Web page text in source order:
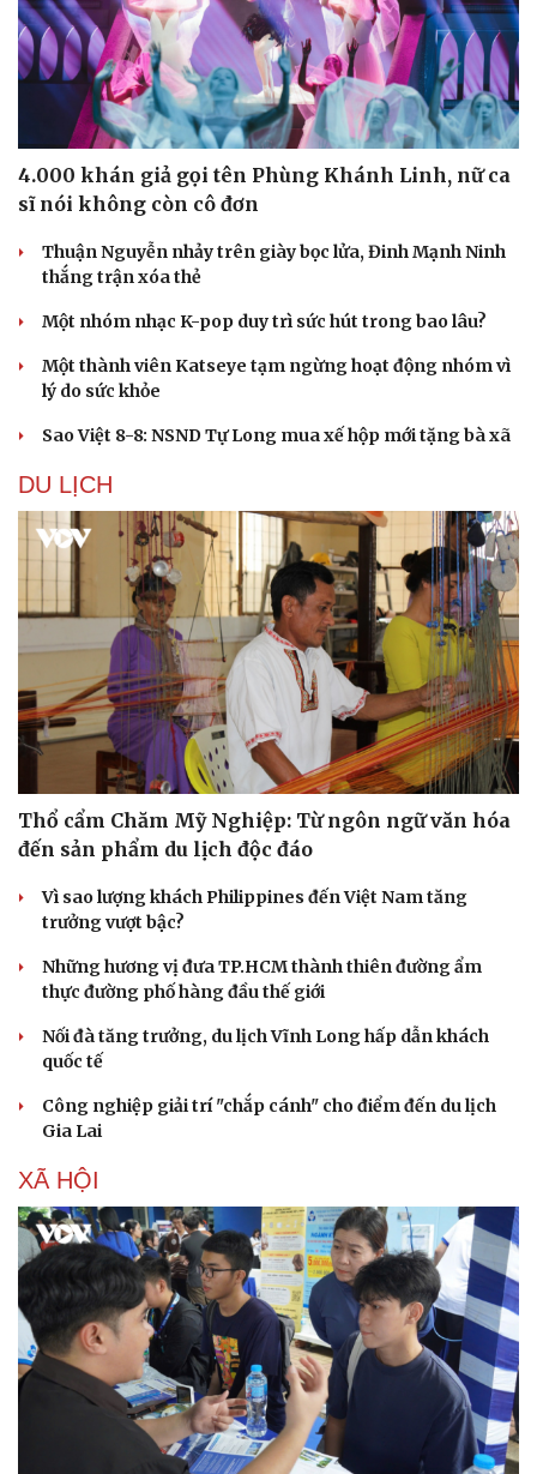
Văn hóa
Sân khấu - Điện ảnh
Văn học
Âm nhạc
Di sản
Giải trí
Nghệ sĩ
Thời trang
Sao Việt
4.000 khán giả gọi tên Phùng Khánh Linh, nữ ca
sĩ nói không còn cô đơn
Thuận Nguyễn nhảy trên giày bọc lửa, Đinh Mạnh Ninh
thắng trận xóa thẻ
Một nhóm nhạc K-pop duy trì sức hút trong bao lâu?
Một thành viên Katseye tạm ngừng hoạt động nhóm vì
lý do sức khỏe
Sao Việt 8-8: NSND Tự Long mua xế hộp mới tặng bà xã
DU LỊCH
Thổ cẩm Chăm Mỹ Nghiệp: Từ ngôn ngữ văn hóa
đến sản phẩm du lịch độc đáo
Vì sao lượng khách Philippines đến Việt Nam tăng
trưởng vượt bậc?
Những hương vị đưa TP.HCM thành thiên đường ẩm
thực đường phố hàng đầu thế giới
Nối đà tăng trưởng, du lịch Vĩnh Long hấp dẫn khách
quốc tế
Công nghiệp giải trí "chắp cánh" cho điểm đến du lịch
Gia Lai
XÃ HỘI